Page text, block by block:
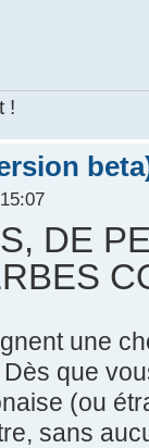
!
DE
une
que
(ou
sans